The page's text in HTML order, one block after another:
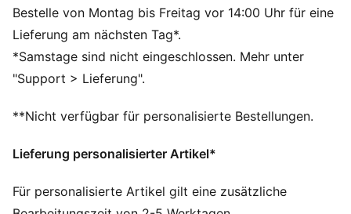
French Terry
Reguläre Länge
Rundhalsausschnitt
Lange Ärmel
Tiefe Schulter
Bestelle von Montag bis Freitag vor 14:00 Uhr für eine
Lieferung am nächsten Tag*.
*Samstage sind nicht eingeschlossen. Mehr unter
"Support > Lieferung".
**Nicht verfügbar für personalisierte Bestellungen.
Lieferung personalisierter Artikel*
Für personalisierte Artikel gilt eine zusätzliche